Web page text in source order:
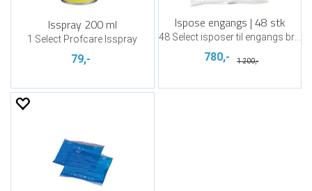
Isspray 200 ml
1 Select Profcare Isspray
79,-
Ispose engangs | 48 stk
48 Select isposer til engangs bruk
780,- 1 200,-